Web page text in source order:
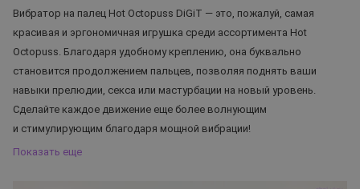
Вибратор на палец Hot Octopuss DiGiT — это, пожалуй, самая
красивая и эргономичная игрушка среди ассортимента Hot
Octopuss. Благодаря удобному креплению, она буквально
становится продолжением пальцев, позволяя поднять ваши
навыки прелюдии, секса или мастурбации на новый уровень.
Сделайте каждое движение еще более волнующим
и стимулирующим благодаря мощной вибрации!
Показать еще